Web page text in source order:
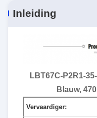
Inleiding
LBT67C-P2R1-
Blauw,
Vervaardiger: